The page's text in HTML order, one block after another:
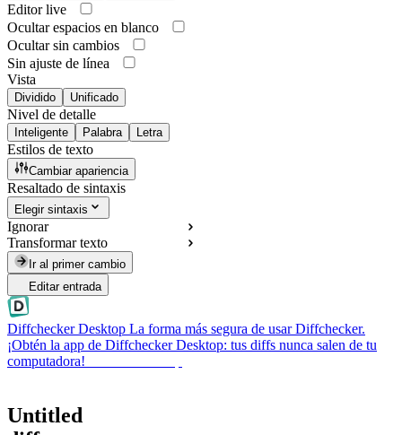
Editor live
Ocultar espacios en blanco
Ocultar sin cambios
Sin ajuste de línea
Vista
Dividido Unificado
Nivel de detalle
Inteligente Palabra Letra
Estilos de texto
Cambiar apariencia
Resaltado de sintaxis
Elegir sintaxis
Ignorar
Transformar texto
Ir al primer cambio
Editar entrada
Diffchecker Desktop La forma más segura de usar Diffchecker.
¡Obtén la app de Diffchecker Desktop: tus diffs nunca salen de tu
computadora!
Untitled